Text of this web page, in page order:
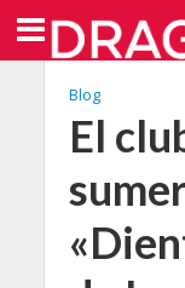
Blog
El